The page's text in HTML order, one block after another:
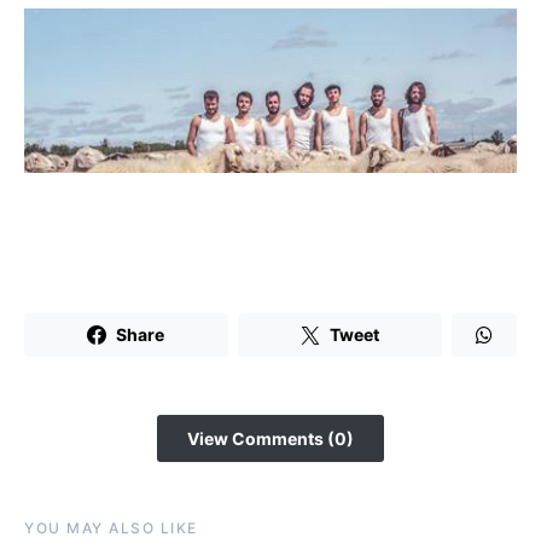
Share Tweet
View Comments (0)
YOU MAY ALSO LIKE